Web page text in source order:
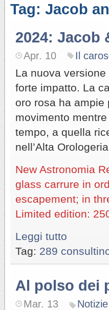
Tag: Jacob
2024: Jacob
Apr. 10 Il
La nuova versione
forte impatto. La
oro rosa ha ampie
movimento
tempo, a quella
nell’Alta Orologeria.
New Astronomia
glass carrure in
escapement; in
Limited edition:
Leggi tutto
Tag: 289
Al polso dei
Mar. 13 Notizie